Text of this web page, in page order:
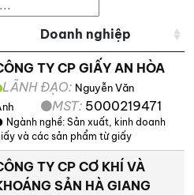
Doanh nghiệp
TY CP GIẤY AN HÒA
LÃNH ĐẠO: Nguyễn Văn
MST: 5000219471
Ngành nghề: Sản xuất, kinh doanh
và các sản phẩm từ giấy
TY CP CƠ KHÍ VÀ
SẢN HÀ GIANG